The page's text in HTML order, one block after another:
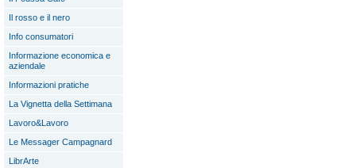
Il rosso e il nero
Info consumatori
Informazione economica e
aziendale
Informazioni pratiche
La Vignetta della Settimana
Lavoro&Lavoro
Le Messager Campagnard
LibrArte